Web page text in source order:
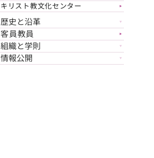
キリスト教文化センター ▶︎
歴史と沿革 ▼
客員教員 ▶︎
組織と学則 ▼
情報公開 ▼